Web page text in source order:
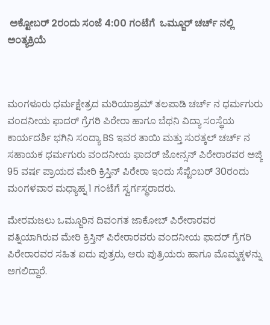
ಅಕ್ಟೋಬರ್ 2ರಂದು ಸಂಜೆ 4:00 ಗಂಟೆಗೆ ಒಮ್ಜೂರ್ ಚರ್ಚ್ ನಲ್ಲಿ
ಅಂತ್ಯಕ್ರಿಯೆ
ಮಂಗಳೂರು ಧರ್ಮಕ್ಷೇತ್ರದ ಮರಿಯಾಶ್ರಮ್ ತಲಪಾಡಿ ಚರ್ಚ್ ನ ಧರ್ಮಗುರು
ವಂದನೀಯ ಫಾದರ್ ಗ್ರೆಗರಿ ಪಿರೇರಾ ಹಾಗೂ ಬೆಥನಿ ವಿದ್ಯಾ ಸಂಸ್ಥೆಯ
ಕಾರ್ಯದರ್ಶಿ ಭಗಿನಿ ಸಂದ್ಯಾ BS ಇವರ ತಾಯಿ ಮತ್ತು ಸುರತ್ಕಲ್ ಚರ್ಚ್ ನ
ಸಹಾಯಕ ಧರ್ಮಗುರು ವಂದನೀಯ ಫಾದರ್ ಜೋನ್ಸನ್ ಪಿರೇರಾರವರ ಅಜ್ಜಿ
95 ವರ್ಷ ಪ್ರಾಯದ ಮೇರಿ ಕ್ರಿಸ್ತಿನ್ ಪಿರೇರಾ ಇಂದು ಸೆಪ್ಟೆಂಬರ್ 30ರಂದು
ಮಂಗಳವಾರ ಮಧ್ಯಾಹ್ನ 1 ಗಂಟೆಗೆ ಸ್ವರ್ಗಸ್ಥರಾದರು.
ಮೇರಮಜಲು ಒಮ್ಜೂರಿನ ದಿವಂಗತ ಜಾಕೋಬ್ ಪಿರೇರಾರವರ
ಪತ್ನಿಯಾಗಿರುವ ಮೇರಿ ಕ್ರಿಸ್ತಿನ್ ಪಿರೇರಾರವರು ವಂದನೀಯ ಫಾದರ್ ಗ್ರೆಗರಿ
ಪಿರೇರಾರವರ ಸಹಿತ ಐದು ಪುತ್ರರು, ಆರು ಪುತ್ರಿಯರು ಹಾಗೂ ಮೊಮ್ಮಕ್ಕಳನ್ನು
ಅಗಲಿದ್ದಾರೆ.